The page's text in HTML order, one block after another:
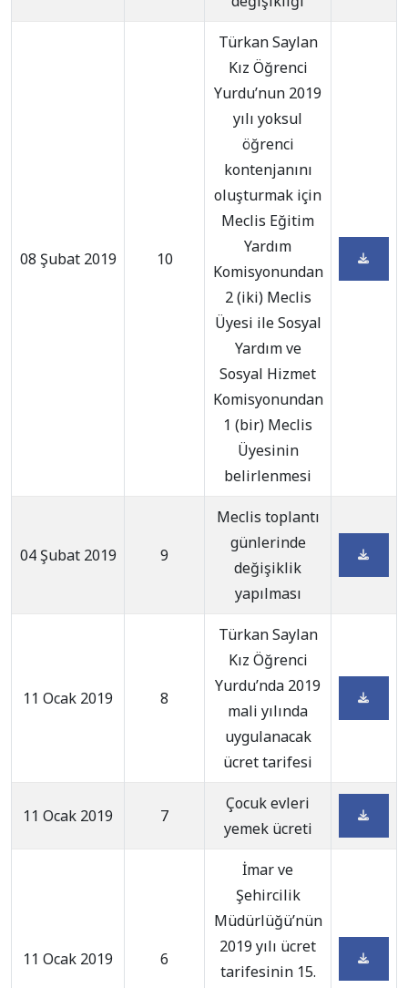
08 Şubat 2019 10
Türkan Saylan
Kız Öğrenci
Yurdu’nun 2019
yılı yoksul
öğrenci
kontenjanını
oluşturmak için
Meclis Eğitim
Yardım
Komisyonundan
2 (iki) Meclis
Üyesi ile Sosyal
Yardım ve
Sosyal Hizmet
Komisyonundan
1 (bir) Meclis
Üyesinin
belirlenmesi
04 Şubat 2019 9
Meclis toplantı
günlerinde
değişiklik
yapılması
11 Ocak 2019 8
Türkan Saylan
Kız Öğrenci
Yurdu’nda 2019
mali yılında
uygulanacak
ücret tarifesi
11 Ocak 2019 7
Çocuk evleri
yemek ücreti
11 Ocak 2019 6
İmar ve
Şehircilik
Müdürlüğü’nün
2019 yılı ücret
tarifesinin 15.